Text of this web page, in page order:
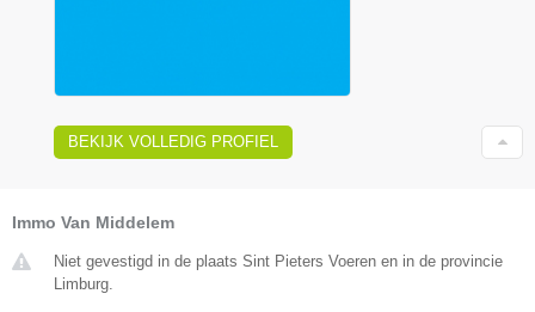
BEKIJK VOLLEDIG PROFIEL
Immo Van Middelem
Niet gevestigd in de plaats Sint Pieters Voeren en in de provincie
Limburg.